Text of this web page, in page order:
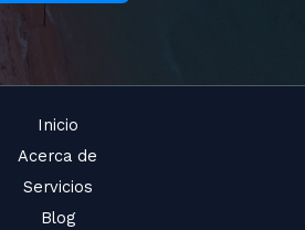
Inicio
Acerca de
Servicios
Blog